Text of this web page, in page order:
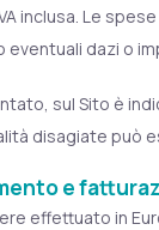
inclusa. Le
eventuali dazi o
sul Sito è
disagiate può
e
effettuato in